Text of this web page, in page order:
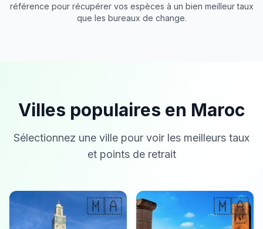
référence pour récupérer vos espèces à un bien meilleur taux
que les bureaux de change.
Villes populaires en Maroc
Sélectionnez une ville pour voir les meilleurs taux
et points de retrait
🇲🇦 🇲🇦